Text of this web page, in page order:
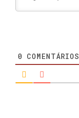
0 COMENTÁRIOS